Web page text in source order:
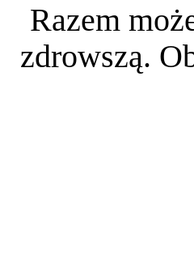
Razem
zdrowszą.